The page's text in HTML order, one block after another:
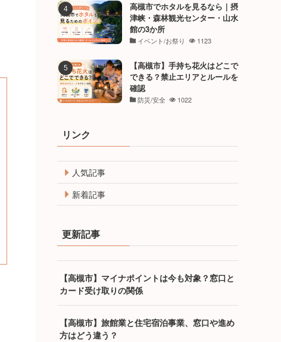
高槻市でホタルを見るなら｜摂
津峡・森林観光センター・山水
館の3か所
イベント/お祭り 1123
【高槻市】手持ち花火はどこで
できる？禁止エリアとルールを
確認
防災/安全 1022
リンク
人気記事
新着記事
更新記事
【高槻市】マイナポイントは今も対象？窓口と
カード受け取りの関係
【高槻市】旅館業と住宅宿泊事業、窓口や進め
方はどう違う？